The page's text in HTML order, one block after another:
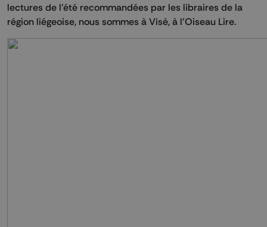
lectures de l'été recommandées par les libraires de la
région liégeoise, nous sommes à Visé, à l'Oiseau Lire.